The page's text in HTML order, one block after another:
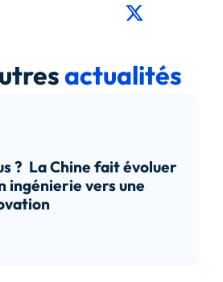
actualités
? La Chine fait évoluer
ingénierie vers une